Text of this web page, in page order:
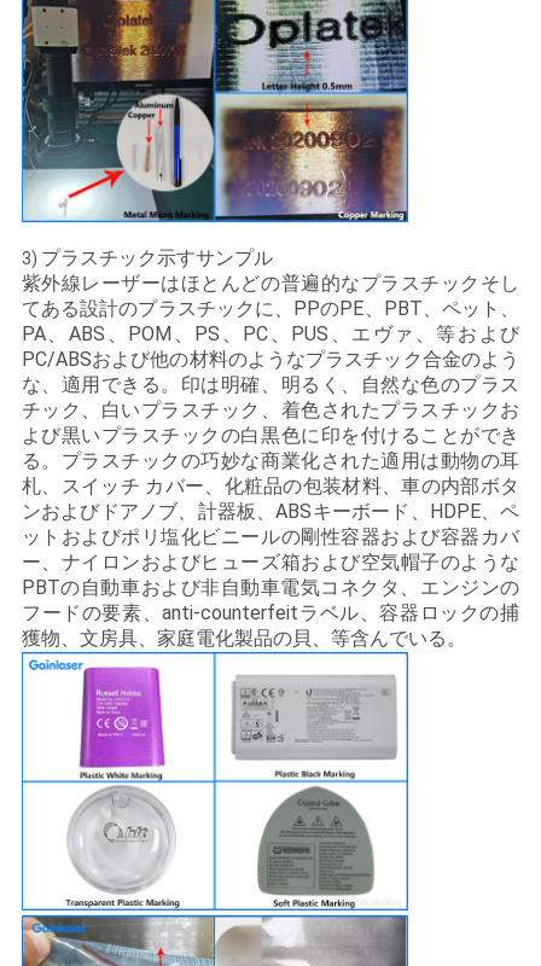
3) プラスチック示すサンプル
紫外線レーザーはほとんどの普遍的なプラスチックそし
てある設計のプラスチックに、PPのPE、PBT、ペット、
PA、ABS、POM、PS、PC、PUS、エヴァ、等および
PC/ABSおよび他の材料のようなプラスチック合金のよう
な、適用できる。印は明確、明るく、自然な色のプラス
チック、白いプラスチック、着色されたプラスチックお
よび黒いプラスチックの白黒色に印を付けることができ
る。プラスチックの巧妙な商業化された適用は動物の耳
札、スイッチ カバー、化粧品の包装材料、車の内部ボタ
ンおよびドアノブ、計器板、ABSキーボード、HDPE、ペ
ットおよびポリ塩化ビニールの剛性容器および容器カバ
ー、ナイロンおよびヒューズ箱および空気帽子のような
PBTの自動車および非自動車電気コネクタ、エンジンの
フードの要素、anti-counterfeitラベル、容器ロックの捕
獲物、文房具、家庭電化製品の貝、等含んでいる。